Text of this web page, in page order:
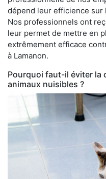
dépend leur efficience sur
Nos professionnels ont
leur permet de mettre en
extrêmement efficace
à Lamanon.
Pourquoi faut-il éviter la
animaux nuisibles ?